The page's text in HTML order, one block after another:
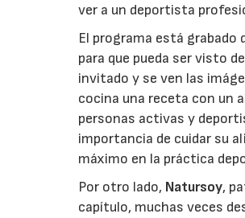
ver a un deportista
El programa está
para que pueda ser visto
invitado y se ven las
cocina una receta con un
personas activas y
importancia de cuidar su
máximo en la práctica
Por otro lado, Natursoy,
capítulo, muchas veces